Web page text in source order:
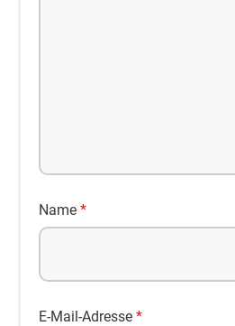
Name *
E-Mail-Adresse *